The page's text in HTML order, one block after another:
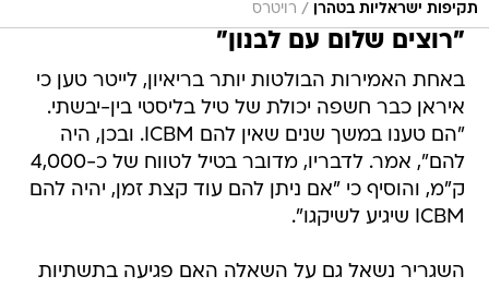
תקיפות ישראליות בטהרן / רויטרס
"רוצים שלום עם לבנון"
באחת האמירות הבולטות יותר בריאיון, לייטר טען כי
איראן כבר חשפה יכולת של טיל בליסטי בין-יבשתי.
"הם טענו במשך שנים שאין להם ICBM. ובכן, היה
להם", אמר. לדבריו, מדובר בטיל לטווח של כ-4,000
ק"מ, והוסיף כי "אם ניתן להם עוד קצת זמן, יהיה להם
ICBM שיגיע לשיקגו".
השגריר נשאל גם על השאלה האם פגיעה בתשתיות